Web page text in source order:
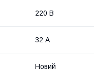
220 В
32 А
Новий